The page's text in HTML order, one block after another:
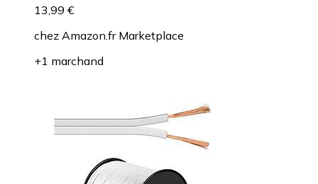
13,99 €
chez Amazon.fr Marketplace
+1 marchand